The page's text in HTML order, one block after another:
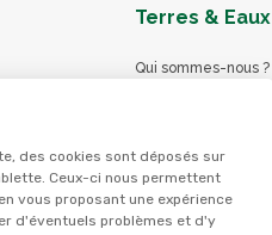
des cookies sont déposés sur
Ceux-ci nous permettent
vous proposant une expérience
d'éventuels problèmes et d'y
Terres & Eaux
Qui sommes-nous ?
Nos services
Nos offres d'emploi